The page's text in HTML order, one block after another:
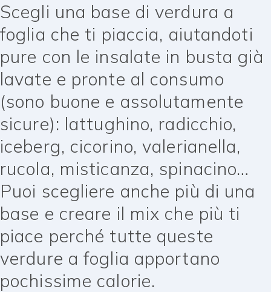
Scegli una base di verdura a
foglia che ti piaccia, aiutandoti
pure con le insalate in busta già
lavate e pronte al consumo
(sono buone e assolutamente
sicure): lattughino, radicchio,
iceberg, cicorino, valerianella,
rucola, misticanza, spinacino…
Puoi scegliere anche più di una
base e creare il mix che più ti
piace perché tutte queste
verdure a foglia apportano
pochissime calorie.